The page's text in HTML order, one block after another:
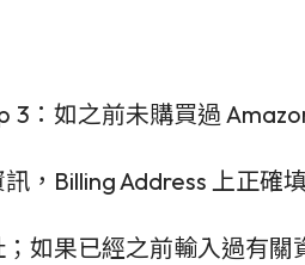
3：如之前未購買過
訊，Billing Address 上正確
；如果已經之前輸入過有關